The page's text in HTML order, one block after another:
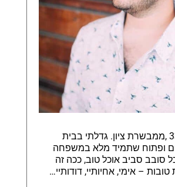
אני רובי מיכאל, בן 33 ,ממבשרת ציון. גדלתי בבית
ופתוח שתמיד מלא במשפחה
סובב סביב אוכל טוב, ככה זה
– אימי, אחיותיי, דודותיי…